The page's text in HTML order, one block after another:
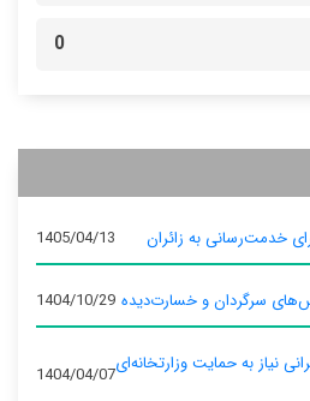
0
خدمت‌رسانی به زائران 1405/04/13
سرگردان و خسارت‌دیده 1404/10/29
نیاز به حمایت وزارتخانه‌ای1404/04/07